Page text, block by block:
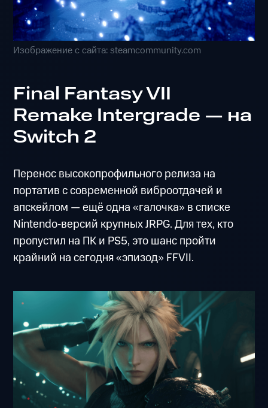
Изображение с сайта: steamcommunity.com
Final Fantasy VII
Remake Intergrade — на
Switch 2
Перенос высокопрофильного релиза на
портатив с современной виброотдачей и
апскейлом — ещё одна «галочка» в списке
Nintendo‑версий крупных JRPG. Для тех, кто
пропустил на ПК и PS5, это шанс пройти
крайний на сегодня «эпизод» FFVII.